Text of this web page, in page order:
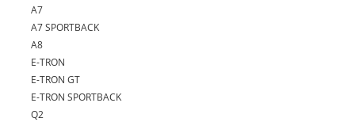
A7
A7 SPORTBACK
A8
E-TRON
E-TRON GT
E-TRON SPORTBACK
Q2